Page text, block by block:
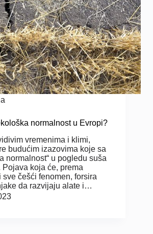
normalnost u Evropi?
vremenima i klimi,
budućim izazovima koje sa
normalnost“ u pogledu suša
koja će, prema
češći fenomen, forsira
da razvijaju alate i…